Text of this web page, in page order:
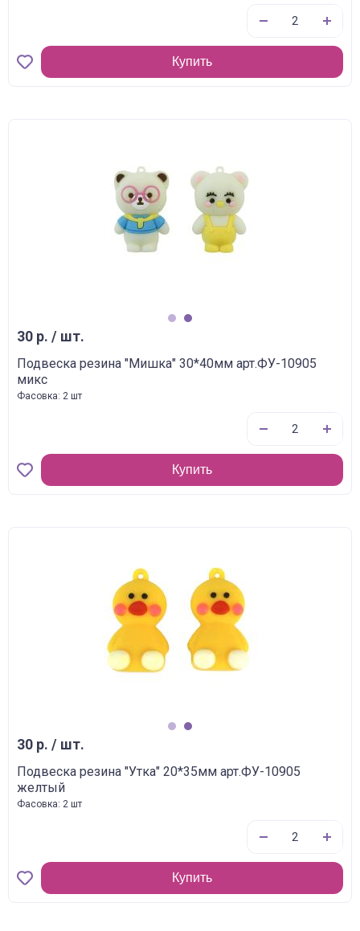
Купить
30 р. / шт.
Подвеска резина "Мишка" 30*40мм арт.ФУ-10905
микс
Фасовка: 2 шт
Купить
30 р. / шт.
Подвеска резина "Утка" 20*35мм арт.ФУ-10905
желтый
Фасовка: 2 шт
Купить